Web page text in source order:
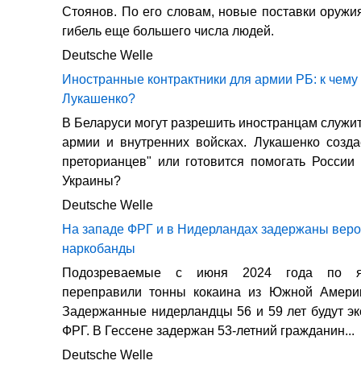
Стоянов. По его словам, новые поставки
гибель еще большего числа людей.
Deutsche Welle
Иностранные контрактники для армии РБ: к чему
Лукашенко?
В Беларуси могут разрешить иностранцам
армии и внутренних войсках. Лукашенко
преторианцев" или готовится помогать
Украины?
Deutsche Welle
На западе ФРГ и в Нидерландах задержаны
наркобанды
Подозреваемые с июня 2024 года по
переправили тонны кокаина из Южной
Задержанные нидерландцы 56 и 59 лет будут
ФРГ. В Гессене задержан 53-летний гражданин...
Deutsche Welle